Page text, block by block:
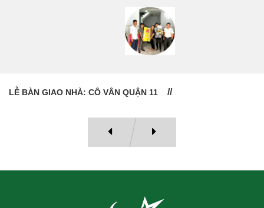
LỄ BÀN GIAO NHÀ: CÔ VÂN QUẬN 11